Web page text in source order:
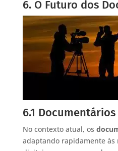
6. O Futuro dos
6.1
No contexto atual, os
adaptando rapidamente às